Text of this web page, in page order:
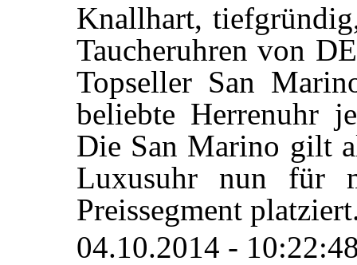
Knallhart,
Taucheruhren von
Topseller San
beliebte Herrenuhr
Die San Marino gilt
Luxusuhr nun für
Preissegment
04.10.2014 -